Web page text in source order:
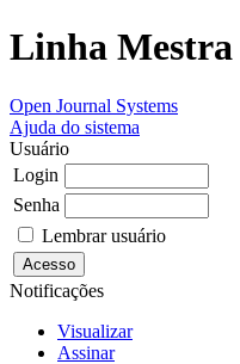
Linha Mestra
Open Journal Systems
Ajuda do sistema
Usuário
Login
Senha
Lembrar usuário
Notificações
Visualizar
Assinar